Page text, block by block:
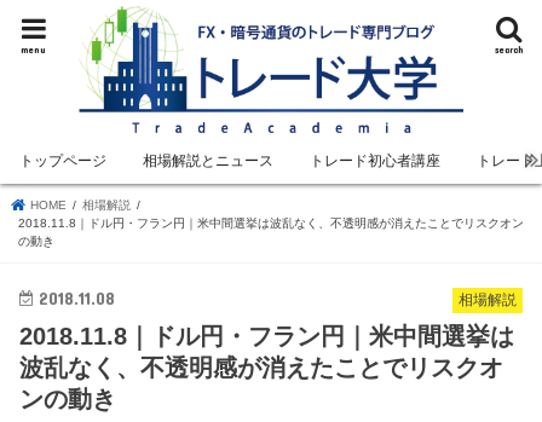
search
menu
トップページ 相場解説とニュース トレード初心者講座 トレード
HOME
相場解説
2018.11.8｜ドル円・フラン円｜米中間選挙は波乱なく、不透明感が消えたことでリスクオン
の動き
相場解説
2018.11.08
2018.11.8｜ドル円・フラン円｜米中間選挙は
波乱なく、不透明感が消えたことでリスクオ
ンの動き